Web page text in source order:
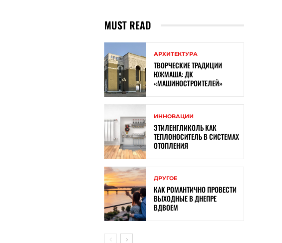
MUST READ
АРХИТЕКТУРА
ТВОРЧЕСКИЕ ТРАДИЦИИ
ЮЖМАША: ДК
«МАШИНОСТРОИТЕЛЕЙ»
ИННОВАЦИИ
ЭТИЛЕНГЛИКОЛЬ КАК
ТЕПЛОНОСИТЕЛЬ В СИСТЕМАХ
ОТОПЛЕНИЯ
ДРУГОЕ
КАК РОМАНТИЧНО ПРОВЕСТИ
ВЫХОДНЫЕ В ДНЕПРЕ
ВДВОЕМ